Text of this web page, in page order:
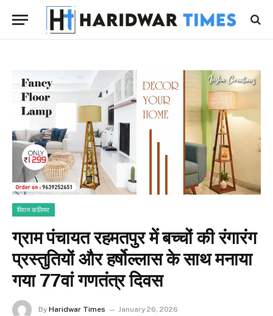
पिरान कलियर
ग्राम पंचायत रहमतपुर में बच्चों की रंगारंग
प्रस्तुतियों और हर्षोल्लास के साथ मनाया
गया 77वां गणतंत्र दिवस
By Haridwar Times January 26, 2026